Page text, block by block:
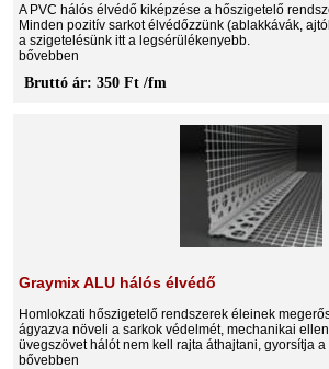
A PVC hálós élvédő kiképzése a hőszigetelő
Minden pozitív sarkot élvédőzzünk (ablakkávák,
a szigetelésünk itt a legsérülékenyebb.
bővebben
Bruttó ár: 350 Ft /fm
Graymix ALU hálós élvédő
Homlokzati hőszigetelő rendszerek éleinek
ágyazva növeli a sarkok védelmét, mechanikai
üvegszövet hálót nem kell rajta áthajtani, gyorsítja a
bővebben